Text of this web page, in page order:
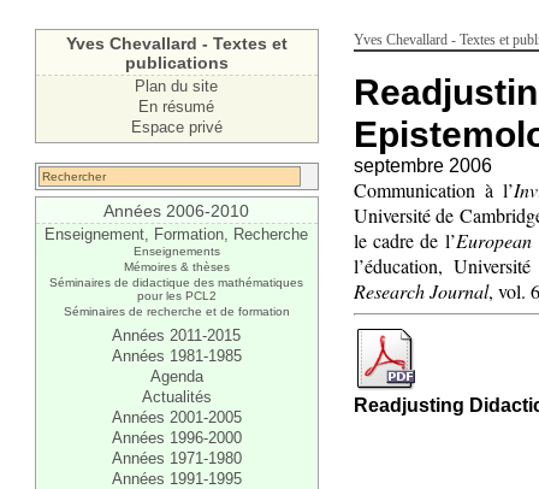
Yves Chevallard - Textes et
publications
Plan du site
En résumé
Espace privé
Années 2006-2010
Enseignement, Formation, Recherche
Enseignements
Mémoires & thèses
Séminaires de didactique des mathématiques
pour les PCL2
Séminaires de recherche et de formation
Années 2011-2015
Années 1981-1985
Agenda
Actualités
Années 2001-2005
Années 1996-2000
Années 1971-1980
Années 1991-1995
Yves Chevallard - Textes et
septembre 2006
Communication à l’
Université de
le cadre de l’European
l’éducation,
Research Journal, vol.
Readjusting